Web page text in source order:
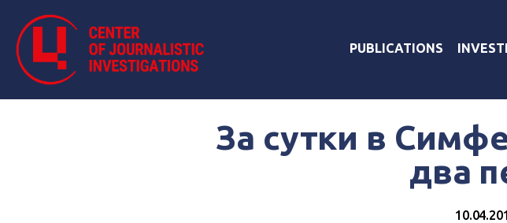
PUBLICATIONS
За сутки в
два